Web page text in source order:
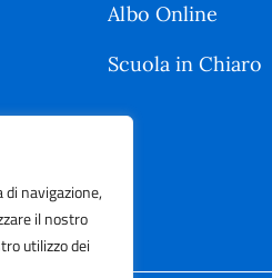
il nostro
utilizzo dei
Albo Online
Scuola in Chiaro